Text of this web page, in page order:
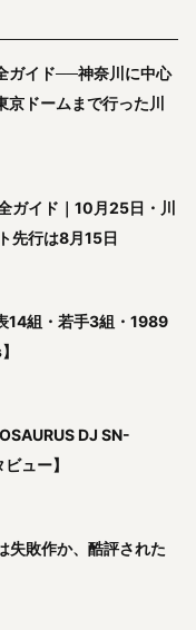
ガイド──神奈川に中心
ドームまで行った川
ガイド｜10月25日・川
先行は8月15日
14組・若手3組・1989
DJ SN-
ュー】
敗作か、酷評された